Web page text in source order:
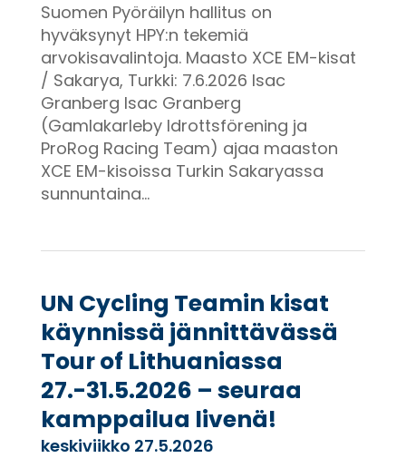
Suomen Pyöräilyn hallitus on
hyväksynyt HPY:n tekemiä
arvokisavalintoja. Maasto XCE EM-kisat
/ Sakarya, Turkki: 7.6.2026 Isac
Granberg Isac Granberg
(Gamlakarleby Idrottsförening ja
ProRog Racing Team) ajaa maaston
XCE EM-kisoissa Turkin Sakaryassa
sunnuntaina...
UN Cycling Teamin kisat
käynnissä jännittävässä
Tour of Lithuaniassa
27.-31.5.2026 – seuraa
kamppailua livenä!
keskiviikko 27.5.2026